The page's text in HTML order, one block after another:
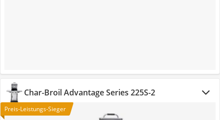
Char-Broil Advantage Series 225S-2
Preis-Leistungs-Sieger